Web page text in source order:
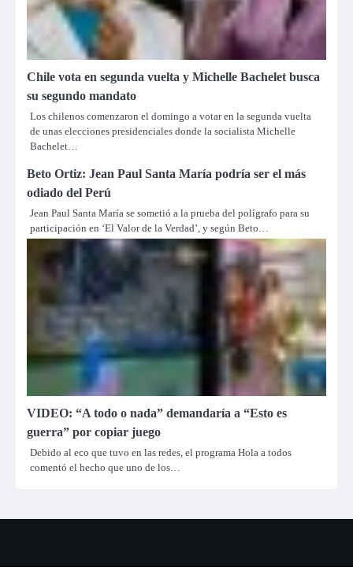
Chile vota en segunda vuelta y Michelle Bachelet busca
su segundo mandato
Los chilenos comenzaron el domingo a votar en la segunda vuelta
de unas elecciones presidenciales donde la socialista Michelle
Bachelet…
Beto Ortiz: Jean Paul Santa María podría ser el más
odiado del Perú
Jean Paul Santa María se sometió a la prueba del polígrafo para su
participación en ‘El Valor de la Verdad’, y según Beto…
VIDEO: “A todo o nada” demandaría a “Esto es
guerra” por copiar juego
Debido al eco que tuvo en las redes, el programa Hola a todos
comentó el hecho que uno de los…